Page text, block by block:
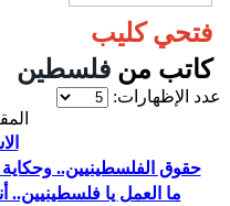
فتحي كليب
كاتب من فلسطين
عدد الإظهارات:
حقوق الفلسطينيين.. وحكاية
ما العمل يا